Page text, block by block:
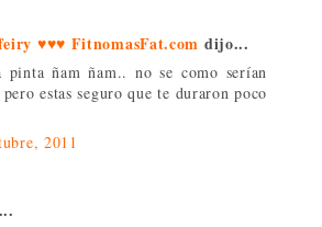
♥♥♥ FitnomasFat.com dijo...
pinta ñam ñam.. no se como serían
estas seguro que te duraron poco
2011